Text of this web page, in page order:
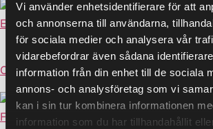
Vi använder enhetsidentifierare för att
och annonserna till användarna,
för sociala medier och analysera vår
vidarebefordrar även sådana
information från din enhet till de sociala
annons- och analysföretag som vi
kan i sin tur kombinera informationen
information som du har tillhandahållit
Escape House Norrköping
O`Learys
Filmstaden